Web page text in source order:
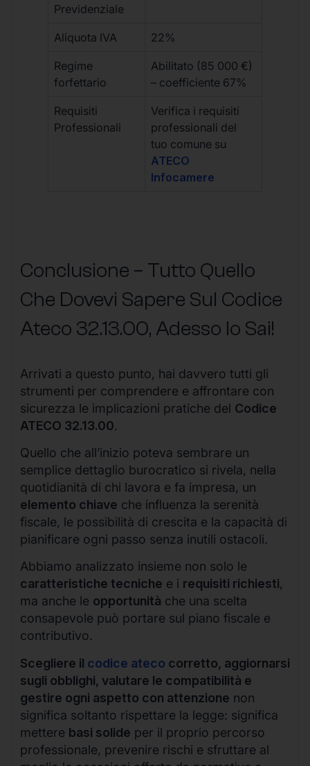
Previdenziale
Aliquota IVA 22%
Regime
forfettario
Abilitato (85 000 €)
– coefficiente 67%
Requisiti
Professionali
Verifica i requisiti
professionali del
tuo comune su
ATECO
Infocamere
Conclusione – Tutto Quello
Che Dovevi Sapere Sul Codice
Ateco 32.13.00, Adesso lo Sai!
Arrivati a questo punto, hai davvero tutti gli
strumenti per comprendere e affrontare con
sicurezza le implicazioni pratiche del Codice
ATECO 32.13.00.
Quello che all’inizio poteva sembrare un
semplice dettaglio burocratico si rivela, nella
quotidianità di chi lavora e fa impresa, un
elemento chiave che influenza la serenità
fiscale, le possibilità di crescita e la capacità di
pianificare ogni passo senza inutili ostacoli.
Abbiamo analizzato insieme non solo le
caratteristiche tecniche e i requisiti richiesti,
ma anche le opportunità che una scelta
consapevole può portare sul piano fiscale e
contributivo.
Scegliere il codice ateco corretto, aggiornarsi
sugli obblighi, valutare le compatibilità e
gestire ogni aspetto con attenzione non
significa soltanto rispettare la legge: significa
mettere basi solide per il proprio percorso
professionale, prevenire rischi e sfruttare al